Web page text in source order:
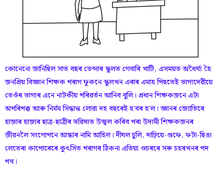
কোনেনো জানিছিল সাত বছৰ ভেন্সাৰ স্কুলত গেবাৰি খাটি, এসময়ত অধৈৰ্য্য হৈ
জনপ্ৰিয় বিজ্ঞান শিক্ষক পৰাগ ফুকনে স্কুলখন এৰাৰ এমাহ পিছতেই ভাগ্যদেৱীয়ে
তেওঁৰ ভাগ্যৰ এনে নাটকীয় পৰিৱৰ্তন আনিব বুলি। প্ৰধান শিক্ষকজনে এটা
অপৰিপক্ক আৰু নিৰ্মম সিদ্ধান্ত লোৱা দহ বছৰেই হ'বৰ হ'ল। জ্ঞানৰ জ্যোতিৰে
হাজাৰ হাজাৰ ছাত্ৰ-ছাত্ৰীৰ ভৱিষ্যত উজ্বল কৰিব পৰা উদ্যমী শিক্ষকজনৰ
জীৱনলৈ সংগোপনে আন্ধাৰ নামি আহিল। দীঘল চুলি, দাঢ়িয়ে-গুফে, ফটা-ছিঙা
লেতেৰা কাপোৰেৰে কুৎসিত পৰাগৰ ঠিকনা এতিয়া ওচৰৰে সৰু চহৰখনৰ পদ
পথ।